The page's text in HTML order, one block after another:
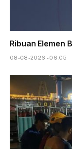
Ribuan Elemen
08-08-2026 - 06.05